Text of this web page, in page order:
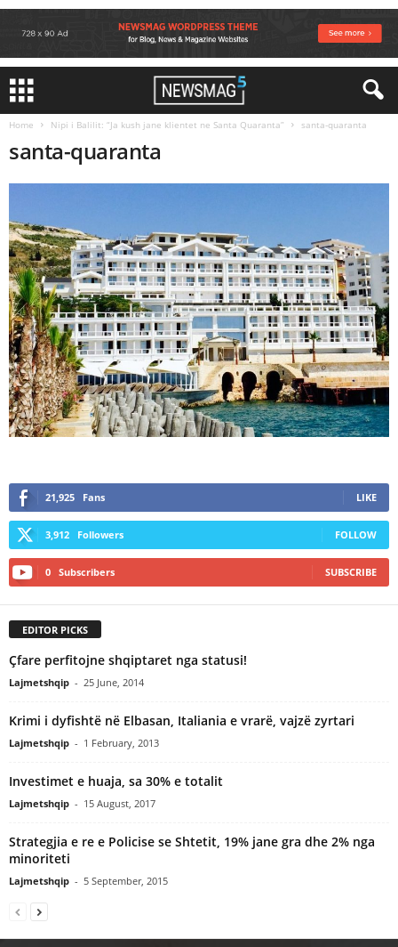
Home Nipi i Balilit: “Ja kush jane klientet ne Santa Quaranta” santa-quaranta
santa-quaranta
21,925 Fans LIKE
3,912 Followers FOLLOW
0 Subscribers SUBSCRIBE
EDITOR PICKS
Çfare perfitojne shqiptaret nga statusi!
Lajmetshqip - 25 June, 2014
Krimi i dyfishtë në Elbasan, Italiania e vrarë, vajzë zyrtari
Lajmetshqip - 1 February, 2013
Investimet e huaja, sa 30% e totalit
Lajmetshqip - 15 August, 2017
Strategjia e re e Policise se Shtetit, 19% jane gra dhe 2% nga
minoriteti
Lajmetshqip - 5 September, 2015